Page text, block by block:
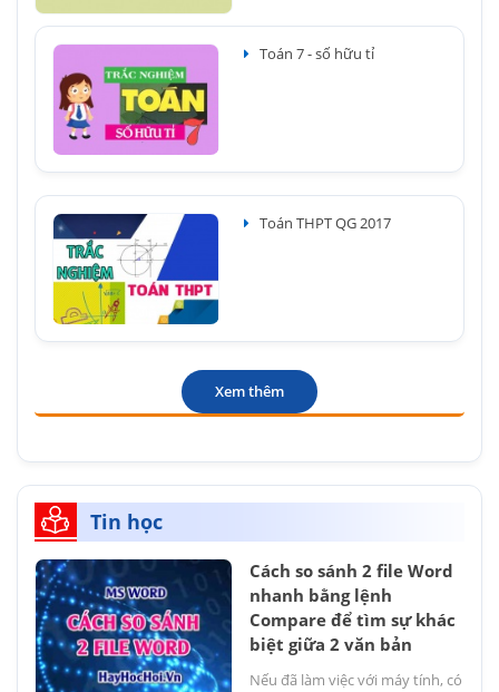
Toán 7 - số hữu tỉ
Toán THPT QG 2017
Xem thêm
Tin học
Cách so sánh 2 file Word
nhanh bằng lệnh
Compare để tìm sự khác
biệt giữa 2 văn bản
Nếu đã làm việc với máy tính, có